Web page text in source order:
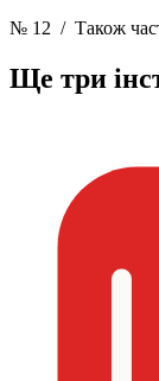
№ 12 / Також
Ще три